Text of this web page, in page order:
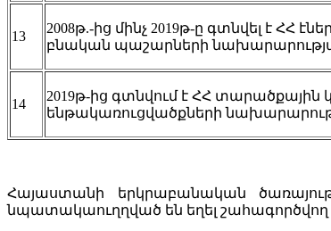
13
2008թ.-ից մինչ 2019թ-ը գտնվել է ՀՀ
բնական պաշարների
14
2019թ-ից գտնվում է ՀՀ
ենթակառուցվածքների
Հայաստանի երկրաբանական
նպատակաուղղված են եղել շահագործվող